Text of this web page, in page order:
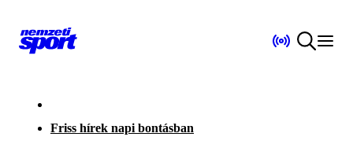
Friss hírek napi bontásban